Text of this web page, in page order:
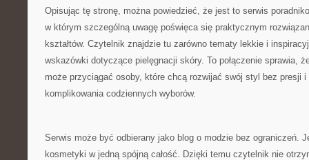
Opisując tę stronę, można powiedzieć, że jest to serwis
w którym szczególną uwagę poświęca się praktycznym
kształtów. Czytelnik znajdzie tu zarówno tematy lekkie i
wskazówki dotyczące pielęgnacji skóry. To połączenie sprawia,
może przyciągać osoby, które chcą rozwijać swój styl bez presji i
komplikowania codziennych wyborów.
Serwis może być odbierany jako blog o modzie bez ograniczeń.
kosmetyki w jedną spójną całość. Dzięki temu czytelnik nie